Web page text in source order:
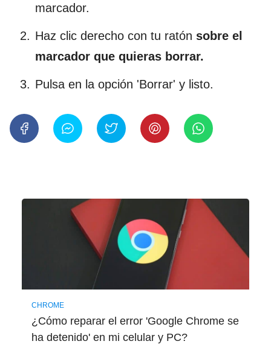
marcador.
Haz clic derecho con tu ratón sobre el
marcador que quieras borrar.
Pulsa en la opción 'Borrar' y listo.
CHROME
¿Cómo reparar el error 'Google Chrome se
ha detenido' en mi celular y PC?